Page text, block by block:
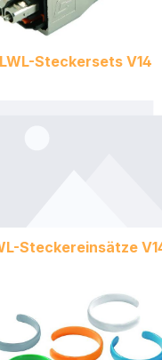
LWL-Steckersets V14
Steckereinsätze